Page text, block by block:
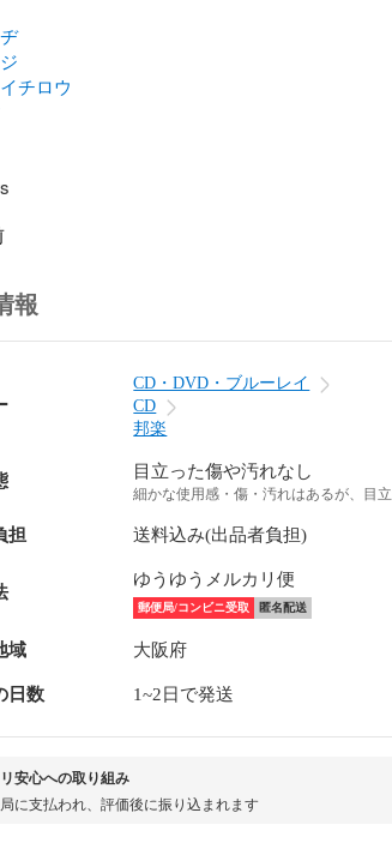
チロウ
報
CD・DVD・ブルーレイ
CD
邦楽
目立った傷や汚れなし
細かな使用感・傷・汚れはあるが、目
担 送料込み(出品者負担)
ゆうゆうメルカリ便
郵便局/コンビニ受取 匿名配送
域 大阪府
日数 1~2日で発送
安心への取り組み
に支払われ、評価後に振り込まれます